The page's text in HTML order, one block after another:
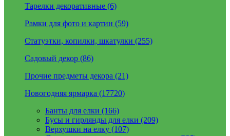
Тарелки декоративные (6)
Рамки для фото и картин (59)
Статуэтки, копилки, шкатулки (255)
Садовый декор (86)
Прочие предметы декора (21)
Новогодняя ярмарка (17720)
Банты для елки (166)
Бусы и гирлянды для елки (209)
Верхушки на елку (107)